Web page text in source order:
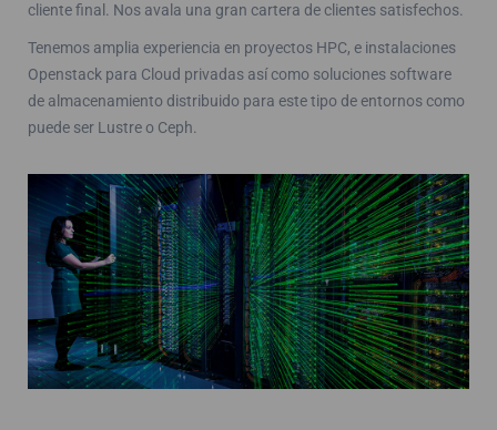
cliente final. Nos avala una gran cartera de clientes satisfechos.
Tenemos amplia experiencia en proyectos HPC, e instalaciones
Openstack para Cloud privadas así como soluciones software
de almacenamiento distribuido para este tipo de entornos como
puede ser Lustre o Ceph.